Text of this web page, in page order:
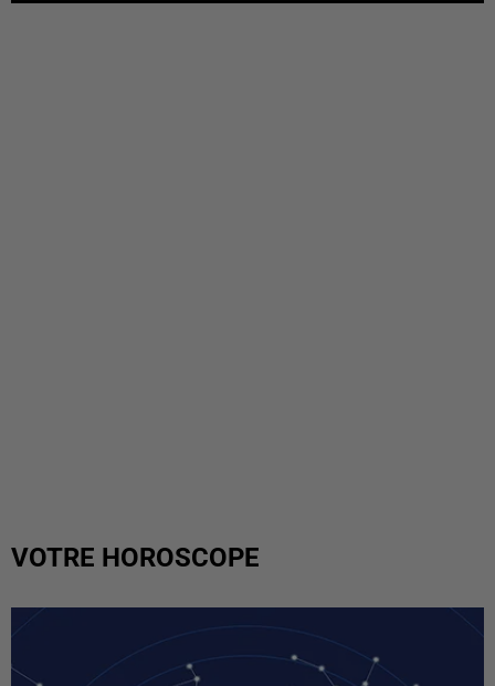
VOTRE HOROSCOPE